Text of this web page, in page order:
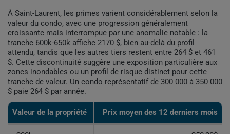
À Saint-Laurent, les primes varient considérablement selon la
valeur du condo, avec une progression généralement
croissante mais interrompue par une anomalie notable : la
tranche 600k-650k affiche 2170 $, bien au-delà du profil
attendu, tandis que les autres tiers restent entre 264 $ et 461
$. Cette discontinuité suggère une exposition particulière aux
zones inondables ou un profil de risque distinct pour cette
tranche de valeur. Un condo représentatif de 300 000 à 350 000
$ paie 264 $ par année.
Valeur de la propriété Prix moyen des 12 derniers mois